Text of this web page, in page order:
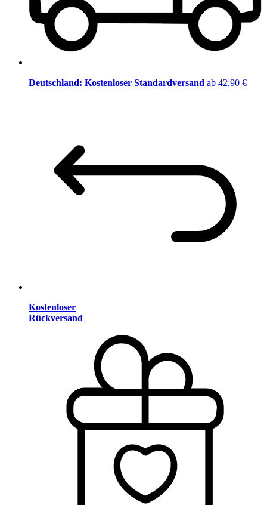
Deutschland: Kostenloser Standardversand ab 42,90 €
Kostenloser
Rückversand